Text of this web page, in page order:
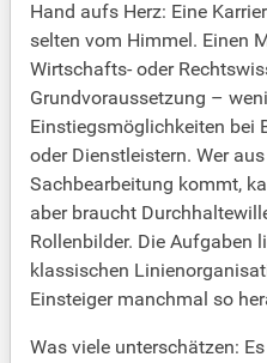
Hand aufs Herz: Eine
selten vom Himmel. Einen
Wirtschafts- oder
Grundvoraussetzung –
Einstiegsmöglichkeiten bei
oder Dienstleistern. Wer
Sachbearbeitung kommt,
aber braucht
Rollenbilder. Die Aufgaben
klassischen
Einsteiger manchmal so
Was viele unterschätzen: